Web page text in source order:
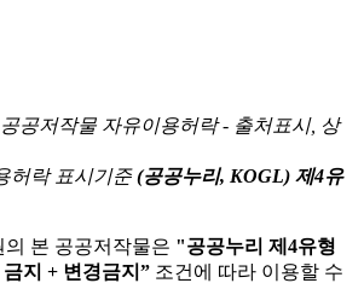
허락 표시기준 (공공누리, KOGL) 제4유
본 공공저작물은 "공공누리 제4유형
지 + 변경금지” 조건에 따라 이용할 수